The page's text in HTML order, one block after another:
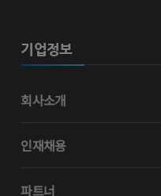
기업정보
회사소개
인재채용
파트너